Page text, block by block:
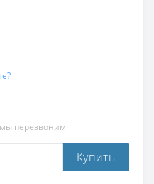
перезвоним
Купить